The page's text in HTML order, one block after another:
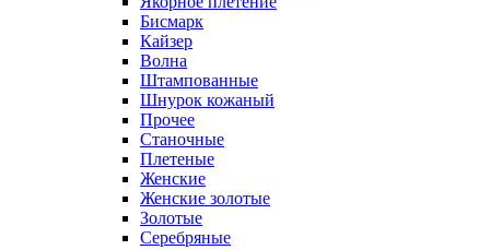
Бисмарк
Кайзер
Волна
Штампованные
Шнурок кожаный
Прочее
Станочные
Плетеные
Женские
Женские золотые
Золотые
Серебряные